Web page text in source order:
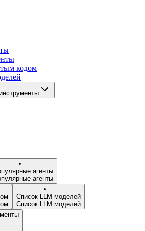
кодом
агенты
агенты
Список LLM моделей
Список LLM моделей